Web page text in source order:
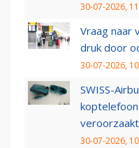
30-07-2026,
Vraag naar
druk door
30-07-2026,
SWISS-
veroorzaakt
30-07-2026,